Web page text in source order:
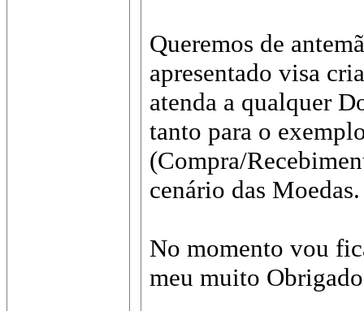
Queremos de
apresentado visa
atenda a qualquer
tanto para o
(Compra/
cenário das Moedas.
No momento vou
meu muito